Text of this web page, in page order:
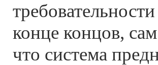
конце концов,
что система